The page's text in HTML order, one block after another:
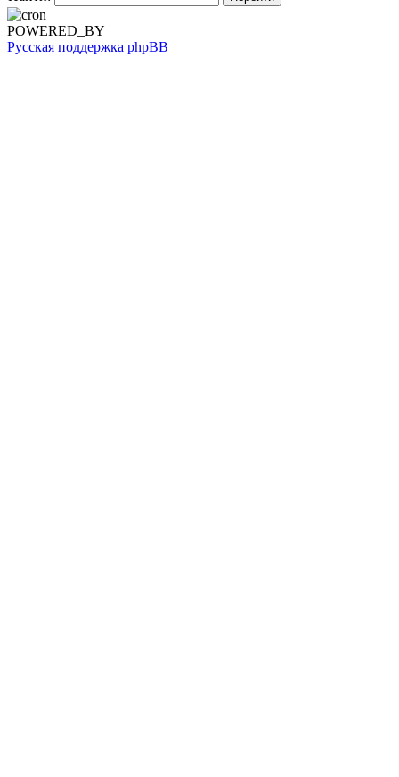
POWERED_BY
Русская поддержка phpBB